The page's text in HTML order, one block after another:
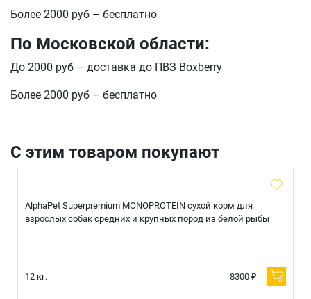
Более 2000 руб – бесплатно
По Московской области:
До 2000 руб – доставка до ПВЗ Boxberry
Более 2000 руб – бесплатно
С этим товаром покупают
AlphaPet Superpremium MONOPROTEIN сухой корм для
взрослых собак средних и крупных пород из белой рыбы
12 кг. 8300 ₽
отправить